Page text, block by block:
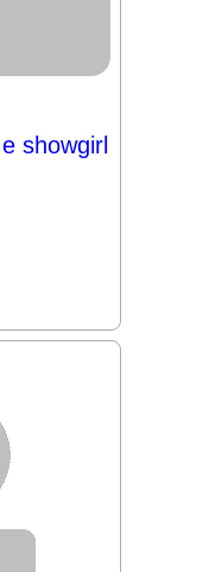
showgirl